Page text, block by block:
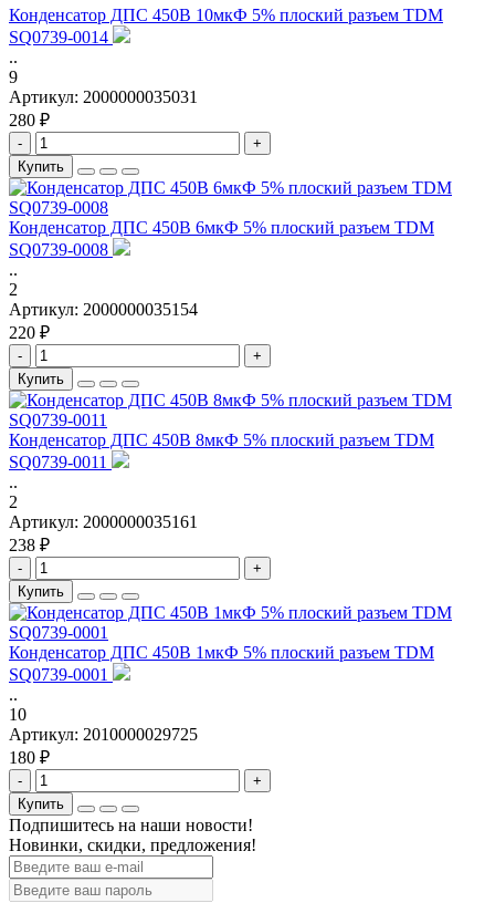
Конденсатор ДПС 450В 10мкФ 5% плоский разъем TDM
SQ0739-0014
..
9
Артикул: 2000000035031
280 ₽
-
+
Купить
Конденсатор ДПС 450В 6мкФ 5% плоский разъем TDM
SQ0739-0008
..
2
Артикул: 2000000035154
220 ₽
-
+
Купить
Конденсатор ДПС 450В 8мкФ 5% плоский разъем TDM
SQ0739-0011
..
2
Артикул: 2000000035161
238 ₽
-
+
Купить
Конденсатор ДПС 450В 1мкФ 5% плоский разъем TDM
SQ0739-0001
..
10
Артикул: 2010000029725
180 ₽
-
+
Купить
Подпишитесь на наши новости!
Новинки, скидки, предложения!